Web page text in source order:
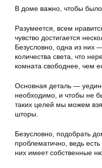
В доме важно, чтобы
Разумеется, всем
чувство достигается
Безусловно, одна из них
количества света, что
комната свободнее, чем
Основная деталь —
необходимо, и чтобы не
таких целей мы можем
шторы.
Безусловно, подобрать
проблематично, ведь
них имеет собственные